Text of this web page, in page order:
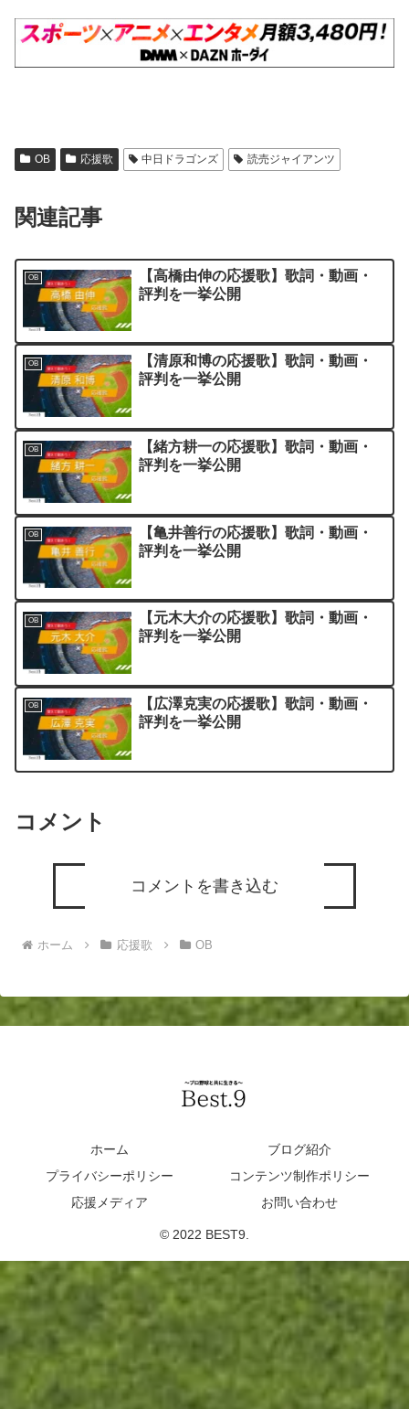
OB 応援歌 中日ドラゴンズ 読売ジャイアンツ
関連記事
OB
【高橋由伸の応援歌】歌詞・動画・
評判を一挙公開
OB
【清原和博の応援歌】歌詞・動画・
評判を一挙公開
OB
【緒方耕一の応援歌】歌詞・動画・
評判を一挙公開
OB
【亀井善行の応援歌】歌詞・動画・
評判を一挙公開
OB
【元木大介の応援歌】歌詞・動画・
評判を一挙公開
OB
【広澤克実の応援歌】歌詞・動画・
評判を一挙公開
コメント
コメントを書き込む
ホーム 応援歌 OB
ホーム
ブログ紹介
プライバシーポリシー
コンテンツ制作ポリシー
応援メディア
お問い合わせ
© 2022 BEST9.